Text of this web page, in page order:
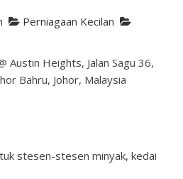
Perniagaan Kecilan
Austin Heights, Jalan Sagu 36,
Bahru, Johor, Malaysia
stesen-stesen minyak, kedai